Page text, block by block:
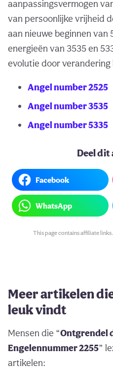
aanpassingsvermogen
van persoonlijke vrijheid
aan nieuwe beginnen van
energieën van 3535 en
evolutie door
Angel number 2525
Angel number 3535
Angel number 5335
Deel
Facebook
WhatsApp
This page contains affiliate
Meer artikelen
leuk vindt
Mensen die “Ontgrendel
Engelennummer 2255”
artikelen: